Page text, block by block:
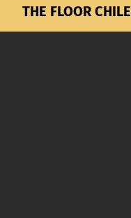
THE FLOOR CHILE